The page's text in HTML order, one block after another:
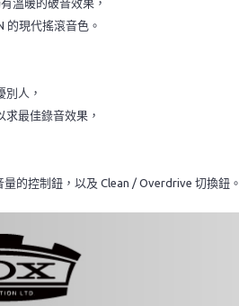
溫暖的破音效果，
的現代搖滾音色。
人，
最佳錄音效果，
的控制鈕，以及 Clean / Overdrive 切換鈕。